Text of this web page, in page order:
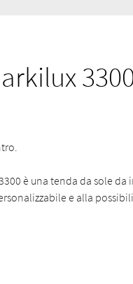
è una tenda da sole da
e alla